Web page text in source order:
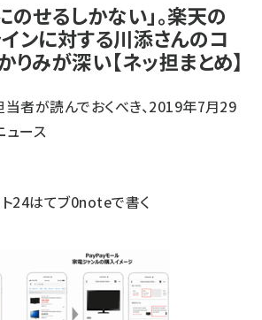
のせるしかない」。楽天の
ンに対する川添さんのコ
りみが深い【ネッ担まとめ】
当者が読んでおくべき、2019年7月29
ュース
24はてブ0noteで書く